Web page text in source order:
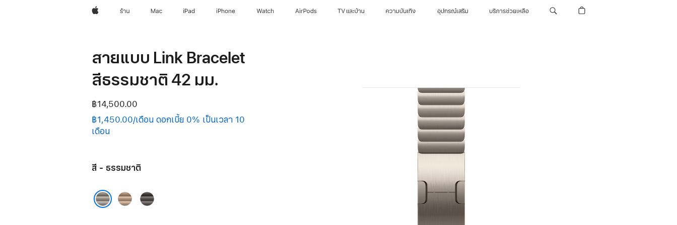
Appleร้าน Mac iPad iPhone Watch AirPods TV และบ้าน ความบันเทิง อุปกรณ์เสริม บริการช่วยเหลือ
สายแบบ Link Bracelet
สีธรรมชาติ 42 มม.
฿14,500.00
฿1,450.00/เดือน ดอกเบี้ย 0% เป็นเวลา 10
เดือน
สี - ธรรมชาติ
ธรรมชาติ
ทอง
เทา
ส